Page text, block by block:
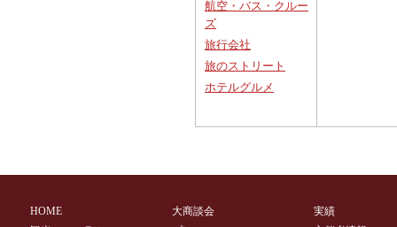
航空・バス・クルー
ズ
旅行会社
旅のストリート
ホテルグルメ
HOME
大商談会
実績